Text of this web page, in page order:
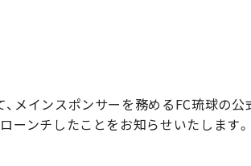
メインスポンサーを務めるFC琉球の公
ーンチしたことをお知らせいたします。